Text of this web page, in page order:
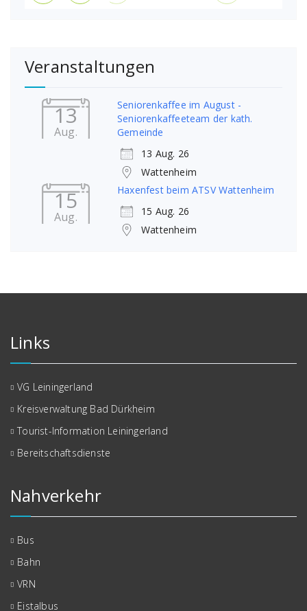
Veranstaltungen
13
Aug.
Seniorenkaffee im August -
Seniorenkaffeeteam der kath.
Gemeinde
13 Aug. 26
Wattenheim
15
Aug.
Haxenfest beim ATSV Wattenheim
15 Aug. 26
Wattenheim
Links
VG Leiningerland
Kreisverwaltung Bad Dürkheim
Tourist-Information Leiningerland
Bereitschaftsdienste
Nahverkehr
Bus
Bahn
VRN
Eistalbus